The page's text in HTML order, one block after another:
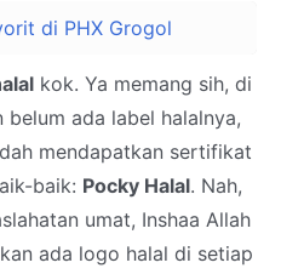
di PHX Grogol
kok. Ya memang sih, di
ada label halalnya,
mendapatkan sertifikat
baik: Pocky Halal. Nah,
umat, Inshaa Allah
ada logo halal di setiap